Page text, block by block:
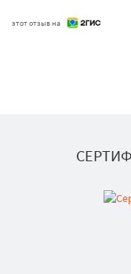
этот отзыв на